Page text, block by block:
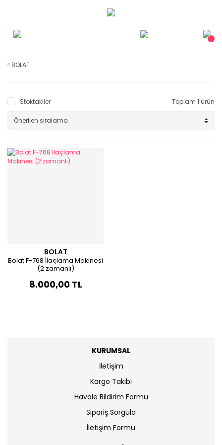
BOLAT
Stoktakiler Toplam 1 ürün
BOLAT
Bolat F-768 İlaçlama Makinesi
(2 zamanlı)
8.000,00 TL
KURUMSAL
İletişim
Kargo Takibi
Havale Bildirim Formu
Sipariş Sorgula
İletişim Formu